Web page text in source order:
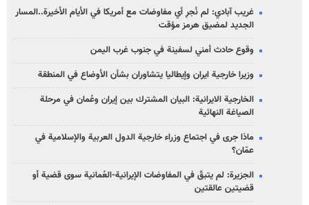
غريب آبادي: لم نُجرِ أي مفاوضات مع أمريكا في الأيام الأخيرة..المسار
الجديد لمضيق هرمز مؤقت
وقوع حادث أمني لسفينة في جنوب غرب اليمن
وزيرا خارجية ايران وإيطاليا يتشاوران بشأن الأوضاع في المنطقة
الخارجية الايرانية: البيان المشترك بين إيران وعُمان في مرحلة
الصياغة النهائية
ماذا جرى في اجتماع وزراء خارجية الدول العربية والإسلامية في
عمّان؟
الجزيرة: لم يتبقّ في المفاوضات الإيرانية-العُمانية سوى قضية أو
قضيتين عالقتين